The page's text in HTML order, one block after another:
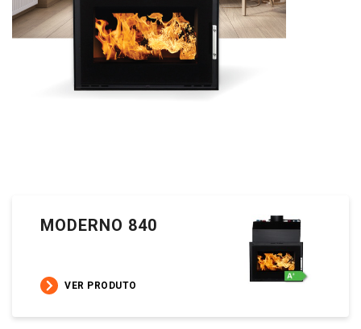
MODERNO 840
VER PRODUTO